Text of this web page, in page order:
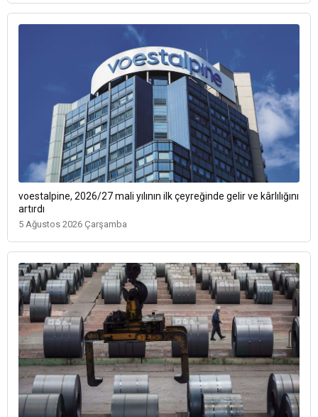
voestalpine, 2026/27 mali yılının ilk çeyreğinde gelir ve kârlılığını
artırdı
5 Ağustos 2026 Çarşamba